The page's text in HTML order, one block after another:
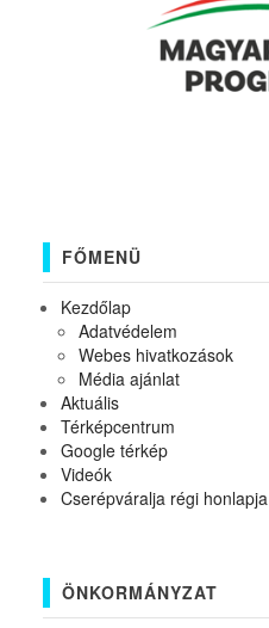
FŐMENÜ
Kezdőlap
Adatvédelem
Webes hivatkozások
Média ajánlat
Aktuális
Térképcentrum
Google térkép
Videók
Cserépváralja régi honlapja
ÖNKORMÁNYZAT